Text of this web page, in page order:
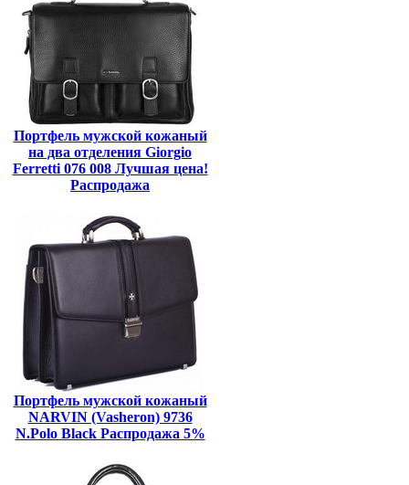
Портфель мужской кожаный
на два отделения Giorgio
Ferretti 076 008 Лучшая цена!
Распродажа
Портфель мужской кожаный
NARVIN (Vasheron) 9736
N.Polo Black Распродажа 5%